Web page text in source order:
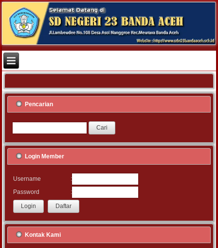
Pencarian
Login Member
Username
:
Password
:
Kontak Kami